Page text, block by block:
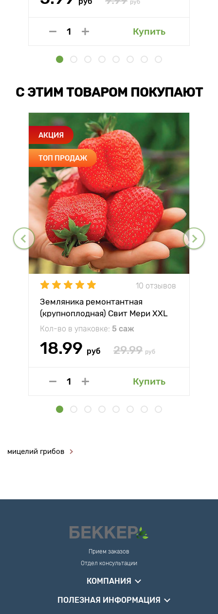
руб
Купить
С ЭТИМ ТОВАРОМ ПОКУПАЮТ
АКЦИЯ
ТОП ПРОДАЖ
10 отзывов
Земляника ремонтантная
(крупноплодная) Свит Мери XXL
Кол-во в упаковке: 5 саж
18.99 руб 29.99 руб
Купить
мицелий грибов
Прием заказов
Отдел консультации
КОМПАНИЯ
ПОЛЕЗНАЯ ИНФОРМАЦИЯ